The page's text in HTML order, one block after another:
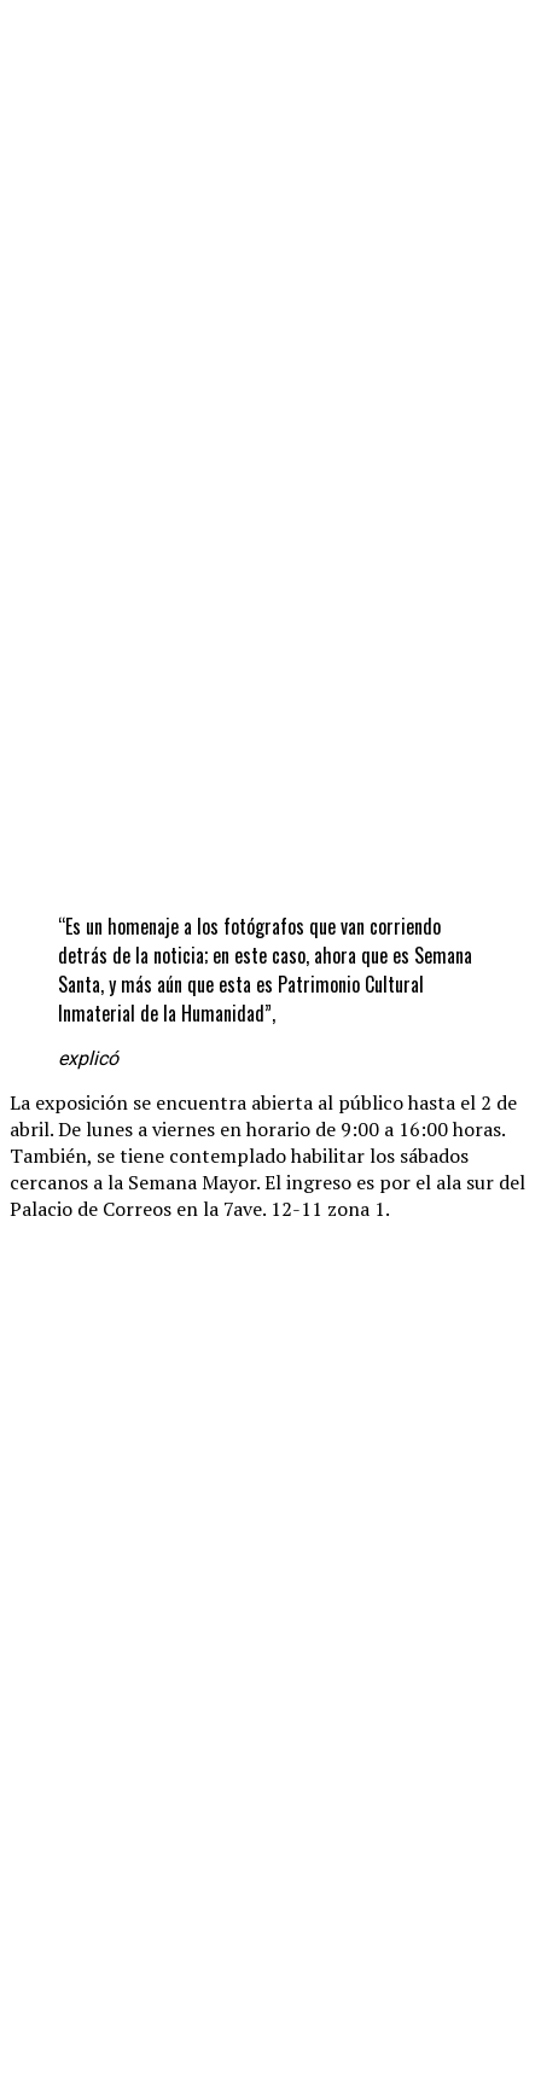
“Es un homenaje a los fotógrafos que van corriendo
detrás de la noticia; en este caso, ahora que es Semana
Santa, y más aún que esta es Patrimonio Cultural
Inmaterial de la Humanidad”,
explicó
La exposición se encuentra abierta al público hasta el 2 de
abril. De lunes a viernes en horario de 9:00 a 16:00 horas.
También, se tiene contemplado habilitar los sábados
cercanos a la Semana Mayor. El ingreso es por el ala sur del
Palacio de Correos en la 7ave. 12-11 zona 1.